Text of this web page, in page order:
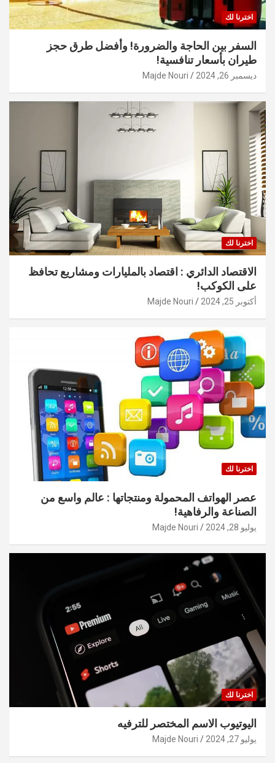
اخترنا لك
السفر بين الحاجة والضرورة! وأفضل طرق حجز
طيران بأسعار تنافسية!
ديسمبر 26, 2024 Majde Nouri
اخترنا لك
الاقتصاد الدائري : اقتصاد بالمليارات ومشاريع تحافظ
على الكوكب!
أكتوبر 25, 2024 Majde Nouri
اخترنا لك
عصر الهواتف المحمولة ومنتجاتها : عالم واسع من
الصناعة والرفاهية!
يوليو 28, 2024 Majde Nouri
اخترنا لك
اليوتيوب الاسم المختصر للترفيه
يوليو 27, 2024 Majde Nouri